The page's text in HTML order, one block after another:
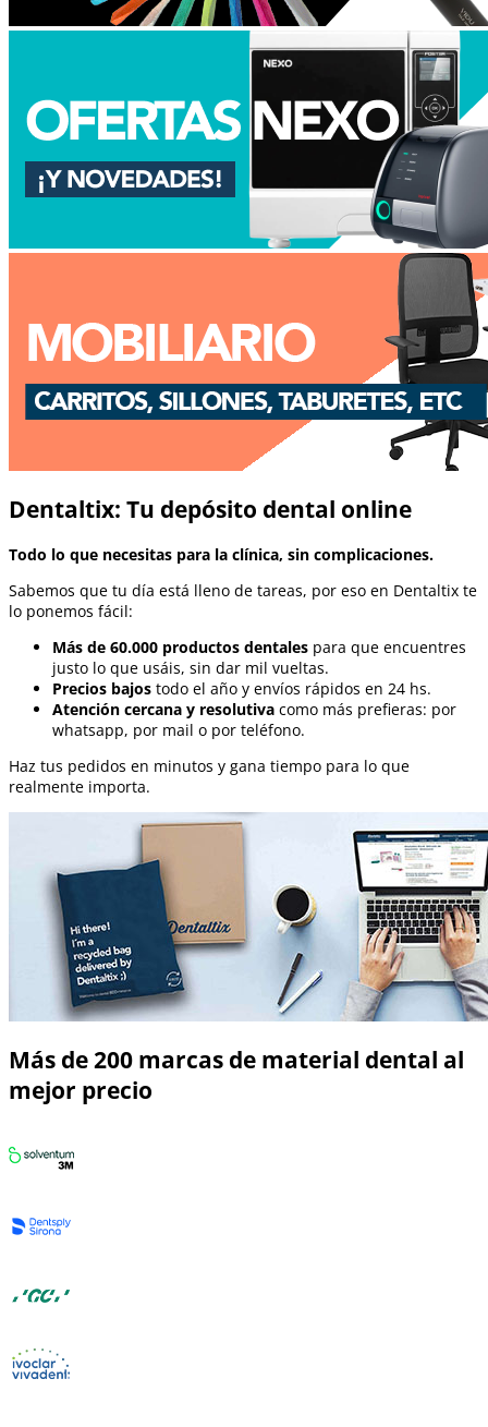
Dentaltix: Tu depósito dental online
Todo lo que necesitas para la clínica, sin complicaciones.
Sabemos que tu día está lleno de tareas, por eso en Dentaltix te
lo ponemos fácil:
Más de 60.000 productos dentales para que encuentres
justo lo que usáis, sin dar mil vueltas.
Precios bajos todo el año y envíos rápidos en 24 hs.
Atención cercana y resolutiva como más prefieras: por
whatsapp, por mail o por teléfono.
Haz tus pedidos en minutos y gana tiempo para lo que
realmente importa.
Más de 200 marcas de material dental al
mejor precio